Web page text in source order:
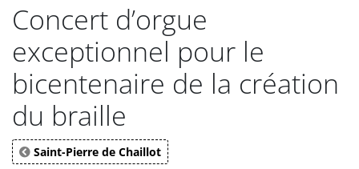
Concert d’orgue
exceptionnel pour le
bicentenaire de la création
du braille
Saint-Pierre de Chaillot